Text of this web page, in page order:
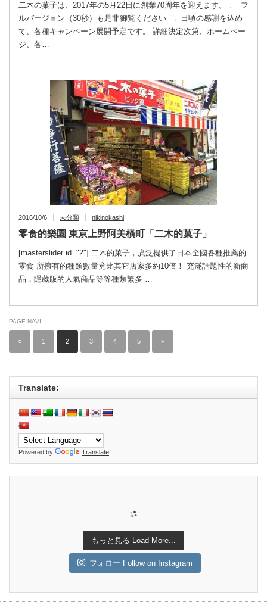
二木の菓子は、2017年の5月22日に創業70周年を迎えます。 ↓ フ
ルバージョン（30秒）も是非御覧ください ↓ 日頃の感謝を込め
て、各種キャンペーン展開予定です。 詳細決定次第、ホームペー
ジ、各…
2016/10/6 未分類 nikinokashi
零食的樂園 東京上野阿美橫町「二木的菓子」
[masterslider id="2"] 二木的菓子，廣泛提供了日本全國各種推薦的
零食 所擁有的種類數量竟比其它店家多約10倍！ 充滿話題性的新商
品，隱藏版的人氣商品等等種類繁多 …
PAGE NAVI
« 1 2 3 4 5 »
Translate:
Powered by Translate
もっと見る Load More...
フォロー Follow on Instagram